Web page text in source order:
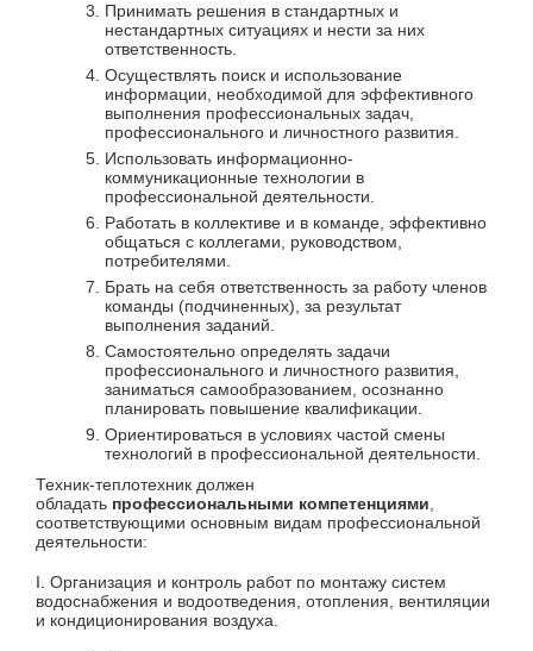
Принимать решения в стандартных и
нестандартных ситуациях и нести за них
ответственность.
Осуществлять поиск и использование
информации, необходимой для эффективного
выполнения профессиональных задач,
профессионального и личностного развития.
Использовать информационно-
коммуникационные технологии в
профессиональной деятельности.
Работать в коллективе и в команде, эффективно
общаться с коллегами, руководством,
потребителями.
Брать на себя ответственность за работу членов
команды (подчиненных), за результат
выполнения заданий.
Самостоятельно определять задачи
профессионального и личностного развития,
заниматься самообразованием, осознанно
планировать повышение квалификации.
Ориентироваться в условиях частой смены
технологий в профессиональной деятельности.
Техник-теплотехник должен
обладать профессиональными компетенциями
соответствующими основным видам профессиональной
деятельности:
I. Организация и контроль работ по монтажу систем
водоснабжения и водоотведения, отопления, вентиляции
и кондиционирования воздуха.